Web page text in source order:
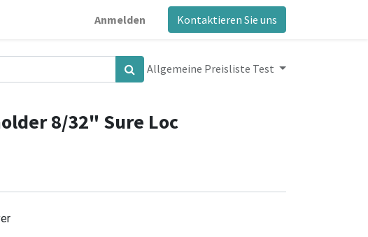
Anmelden Kontaktieren Sie uns
Allgemeine Preisliste Test
8/32" Sure Loc